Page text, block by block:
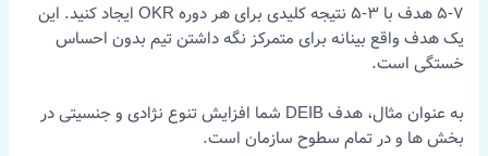
5-7 هدف با 3-5 نتیجه کلیدی برای هر دوره OKR ایجاد کنید. این
یک هدف واقع بینانه برای متمرکز نگه داشتن تیم بدون احساس
خستگی است.
به عنوان مثال، هدف DEIB شما افزایش تنوع نژادی و جنسیتی در
بخش ها و در تمام سطوح سازمان است.